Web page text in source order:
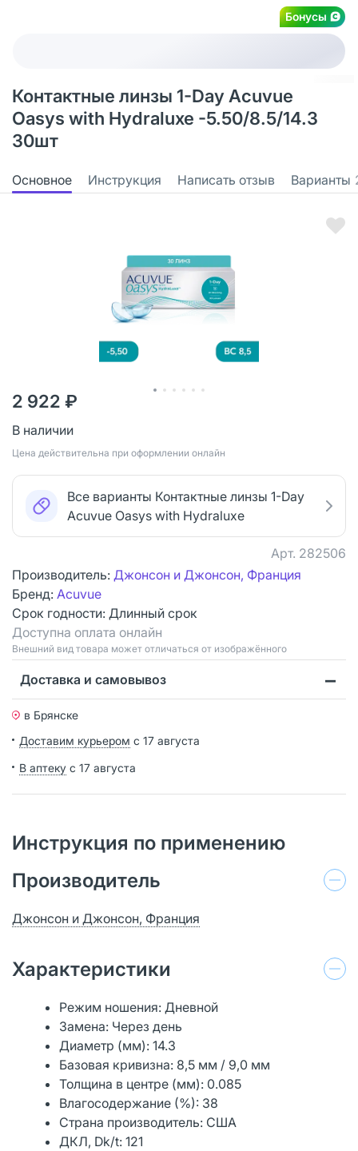
Бонусы
Контактные линзы 1-Day Acuvue
Oasys with Hydraluxe -5.50/8.5/14.3
30шт
Основное Инструкция Написать отзыв Варианты
2 922 ₽
В наличии
Цена действительна при оформлении онлайн
Все варианты Контактные линзы 1-Day
Acuvue Oasys with Hydraluxe
Арт. 282506
Производитель: Джонсон и Джонсон, Франция
Бренд: Acuvue
Срок годности: Длинный срок
Доступна оплата онлайн
Bнешний вид товара может отличаться от изображённого
Доставка и самовывоз
в Брянске
Доставим курьером с 17 августа
В аптеку с 17 августа
Инструкция по применению
Производитель
Джонсон и Джонсон, Франция
Характеристики
Режим ношения: Дневной
Замена: Через день
Диаметр (мм): 14.3
Базовая кривизна: 8,5 мм / 9,0 мм
Толщина в центре (мм): 0.085
Влагосодержание (%): 38
Страна производитель: США
ДКЛ, Dk/t: 121